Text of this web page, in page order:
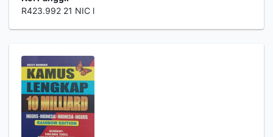
R423.992 21 NIC l